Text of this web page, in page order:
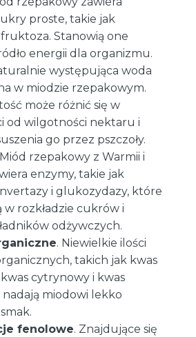
proste, takie jak
Stanowią one
energii dla organizmu.
występująca woda
w miodzie rzepakowym.
może różnić się w
od wilgotności nektaru i
go przez pszczoły.
rzepakowy z Warmii i
enzymy, takie jak
i glukozydazy, które
w rozkładzie cukrów i
odżywczych.
. Niewielkie ilości
takich jak kwas
kwas cytrynowy i kwas
miodowi lekko
fenolowe. Znajdujące się